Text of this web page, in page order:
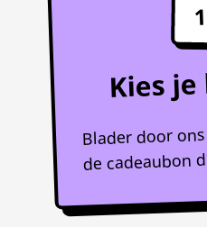
1
Kies
Blader door
de cadeaubon